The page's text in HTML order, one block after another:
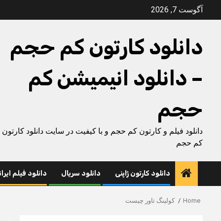
آگوست 7, 2026
دانلود کارتون کم حجم
– دانلود انیمیشن کم
حجم
دانلود فیلم و کارتون کم حجم و با کیفیت در سایت دانلود کارتون
کم حجم
دانلود کارتون ژاپنی دانلود سریال دانلود فیلم
Home کولینگ تاور چیست